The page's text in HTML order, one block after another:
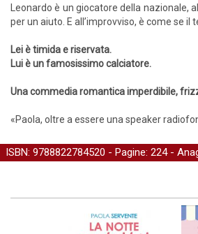
Leonardo è un giocatore della
per un aiuto. E all’improvviso, è come se
Lei è timida e riservata.
Lui è un famosissimo calciatore.
Una commedia romantica imperdibile,
«Paola, oltre a essere una speaker
ISBN: 9788822784520 - Pagine: 224 -